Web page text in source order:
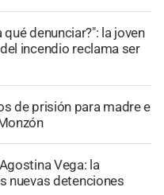
qué denunciar?": la joven
incendio reclama ser
de prisión para madre e
Vega: la
nuevas detenciones